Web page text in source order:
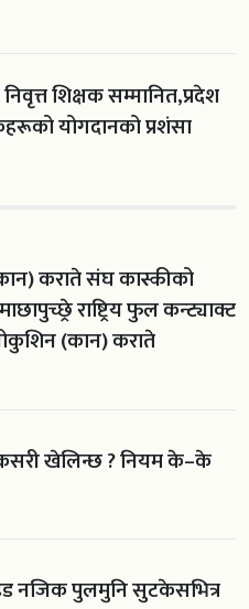
निवृत्त शिक्षक सम्मानित,प्रदेश
योगदानको प्रशंसा
कराते संघ कास्कीको
राष्ट्रिय फुल कन्ट्याक्ट
(कान) कराते
खेलिन्छ ? नियम के–के
नजिक पुलमुनि सुटकेसभित्र